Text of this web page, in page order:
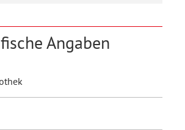
Angaben